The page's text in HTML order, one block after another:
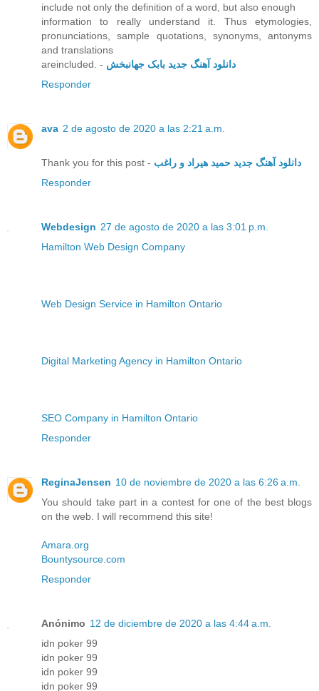
include not only the definition of a word, but also enough
information to really understand it. Thus etymologies,
pronunciations, sample quotations, synonyms, antonyms
and translations
areincluded. - دانلود آهنگ جدید بابک جهانبخش
Responder
ava 2 de agosto de 2020 a las 2:21 a.m.
Thank you for this post - دانلود آهنگ جدید حمید هیراد و راغب
Responder
Webdesign 27 de agosto de 2020 a las 3:01 p.m.
Hamilton Web Design Company
Web Design Service in Hamilton Ontario
Digital Marketing Agency in Hamilton Ontario
SEO Company in Hamilton Ontario
Responder
ReginaJensen 10 de noviembre de 2020 a las 6:26 a.m.
You should take part in a contest for one of the best blogs
on the web. I will recommend this site!
Amara.org
Bountysource.com
Responder
Anónimo 12 de diciembre de 2020 a las 4:44 a.m.
idn poker 99
idn poker 99
idn poker 99
idn poker 99